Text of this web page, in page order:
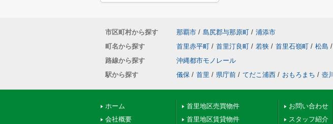
市区町村から探す 那覇市 / 島尻郡与那原町 / 浦添市
町名から探す
首里赤平町 / 首里汀良町 / 若狭 / 首里石嶺町 / 松島 /
路線から探す
沖縄都市モノレール
駅から探す
儀保 / 首里 / 県庁前 / てだこ浦西 / おもろまち / 壺川
ホーム
会社概要
首里地区売買物件
首里地区賃貸物件
お問い合わせ
スタッフ紹介